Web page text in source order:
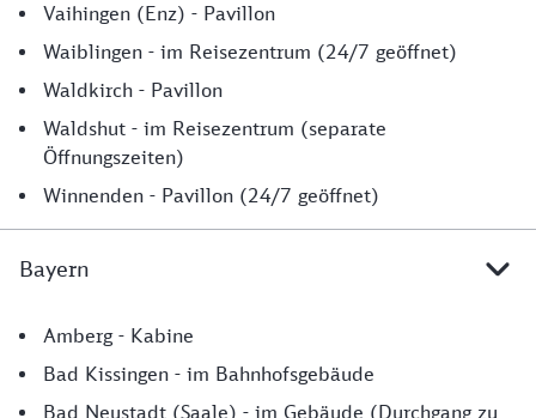
Vaihingen (Enz) - Pavillon
Waiblingen - im Reisezentrum (24/7 geöffnet)
Waldkirch - Pavillon
Waldshut - im Reisezentrum (separate
Öffnungszeiten)
Winnenden - Pavillon (24/7 geöffnet)
Bayern
Bayern
Amberg - Kabine
Bad Kissingen - im Bahnhofsgebäude
Bad Neustadt (Saale) - im Gebäude (Durchgang zu